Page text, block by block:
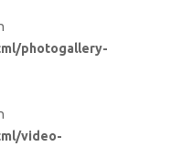
photogallery-
video-